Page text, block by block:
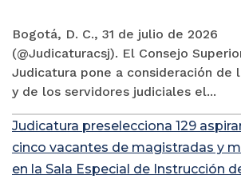
Bogotá, D. C., 31 de julio de 2026
(@Judicaturacsj). El Consejo
Judicatura pone a consideración de
y de los servidores judiciales el...
Judicatura preselecciona 129
cinco vacantes de magistradas y
en la Sala Especial de Instrucción